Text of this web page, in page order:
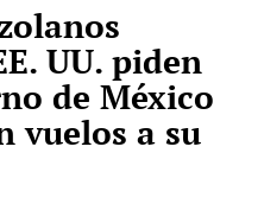
UU. piden
de México
vuelos a su